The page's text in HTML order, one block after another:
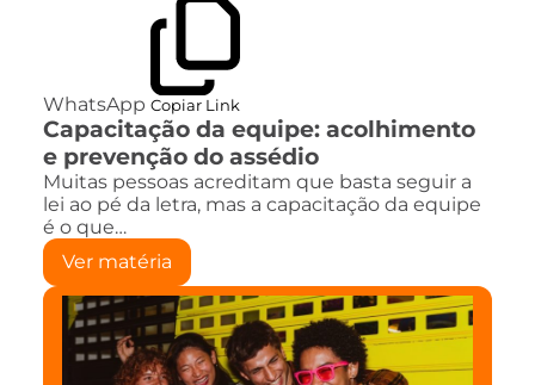
WhatsApp Copiar Link
Capacitação da equipe: acolhimento
e prevenção do assédio
Muitas pessoas acreditam que basta seguir a
lei ao pé da letra, mas a capacitação da equipe
é o que…
Ver matéria